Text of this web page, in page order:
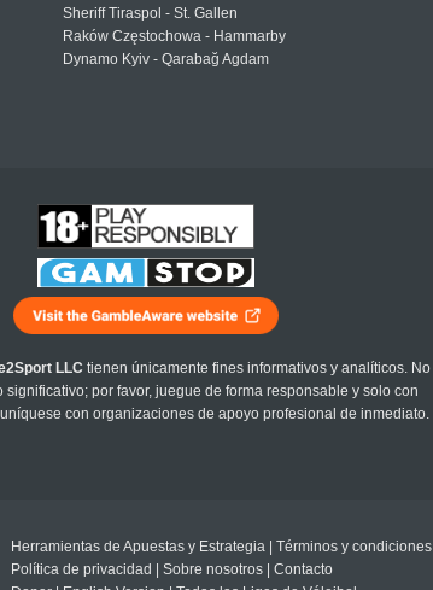
Sheriff Tiraspol - St. Gallen
Raków Częstochowa - Hammarby
Dynamo Kyiv - Qarabağ Agdam
LLC tienen únicamente fines informativos y analíticos. No
por favor, juegue de forma responsable y solo con
con organizaciones de apoyo profesional de inmediato.
Herramientas de Apuestas y Estrategia
Términos y condiciones
Política de privacidad
Sobre nosotros
Contacto